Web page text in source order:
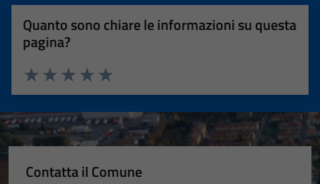
Quanto sono chiare le informazioni su questa
pagina?
Valuta 5 stelle su 5
Valuta 4 stelle su 5
Valuta 3 stelle su 5
Valuta 2 stelle su 5
Valuta 1 stelle su 5
Contatta il Comune